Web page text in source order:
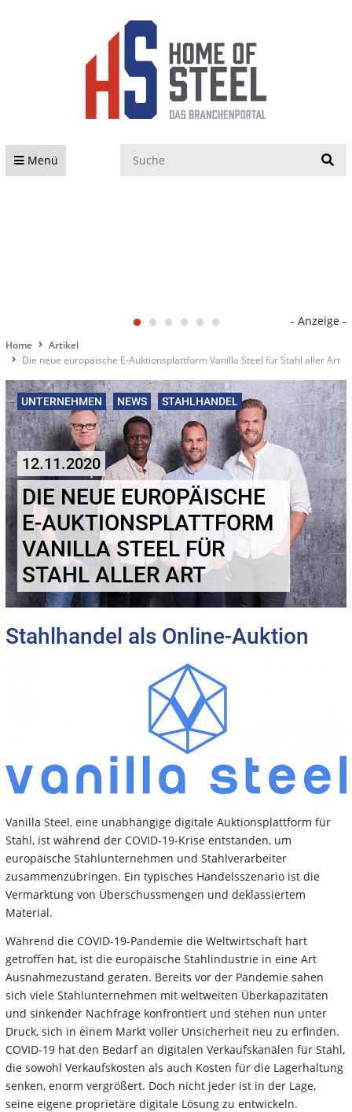
Menü
- Anzeige -
Home
Artikel
Die neue europäische E-Auktionsplattform Vanilla Steel für Stahl aller Art
UNTERNEHMEN NEWS STAHLHANDEL
12.11.2020
DIE NEUE EUROPÄISCHE
E-AUKTIONSPLATTFORM
VANILLA STEEL FÜR
STAHL ALLER ART
Stahlhandel als Online-Auktion
Vanilla Steel, eine unabhängige digitale Auktionsplattform für
Stahl, ist während der COVID-19-Krise entstanden, um
europäische Stahlunternehmen und Stahlverarbeiter
zusammenzubringen. Ein typisches Handelsszenario ist die
Vermarktung von Überschussmengen und deklassiertem
Material.
Während die COVID-19-Pandemie die Weltwirtschaft hart
getroffen hat, ist die europäische Stahlindustrie in eine Art
Ausnahmezustand geraten. Bereits vor der Pandemie sahen
sich viele Stahlunternehmen mit weltweiten Überkapazitäten
und sinkender Nachfrage konfrontiert und stehen nun unter
Druck, sich in einem Markt voller Unsicherheit neu zu erfinden.
COVID-19 hat den Bedarf an digitalen Verkaufskanälen für Stahl,
die sowohl Verkaufskosten als auch Kosten für die Lagerhaltung
senken, enorm vergrößert. Doch nicht jeder ist in der Lage,
seine eigene proprietäre digitale Lösung zu entwickeln.